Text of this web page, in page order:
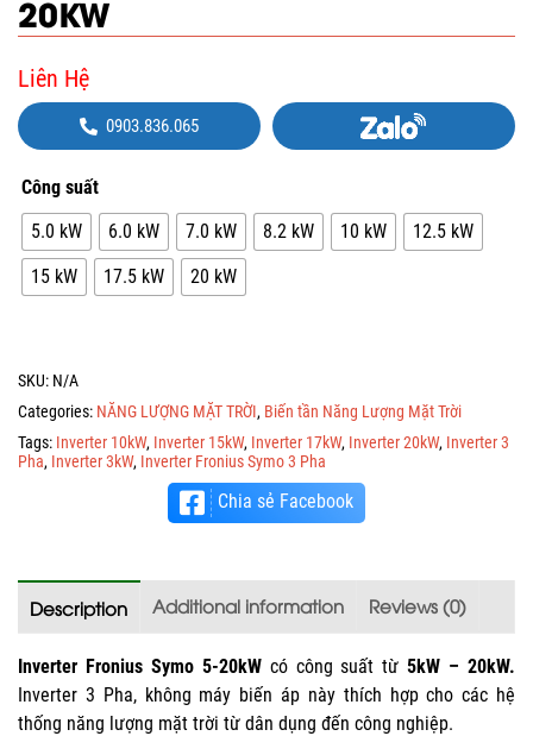
20KW
Liên Hệ
0903.836.065
Công suất
5.0 kW
6.0 kW 7.0 kW 8.2 kW 10 kW
12.5 kW
15 kW
17.5 kW 20 kW
SKU: N/A
Categories: NĂNG LƯỢNG MẶT TRỜI, Biến tần Năng Lượng Mặt Trời
Tags: Inverter 10kW, Inverter 15kW, Inverter 17kW, Inverter 20kW, Inverter 3
Pha, Inverter 3kW, Inverter Fronius Symo 3 Pha
Chia sẻ Facebook
Description Additional information Reviews (0)
Inverter Fronius Symo 5-20kWcó công suất từ5kW – 20kW.
Inverter 3 Pha, không máy biến áp này thích hợp cho các hệ
thống năng lượng mặt trời từ dân dụng đến công nghiệp.